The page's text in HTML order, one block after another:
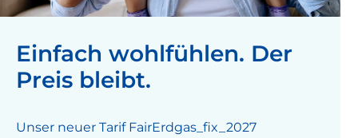
Einfach wohlfühlen. Der
Preis bleibt.
Unser neuer Tarif FairErdgas_fix_2027